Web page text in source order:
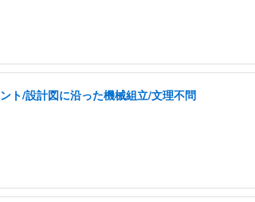
ト/設計図に沿った機械組立/文理不問